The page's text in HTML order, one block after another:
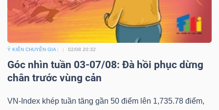
Ý KIẾN CHUYÊN GIA 02/08 20:32
Góc nhìn tuần 03-07/08: Đà hồi phục dừng
chân trước vùng cản
VN-Index khép tuần tăng gần 50 điểm lên 1,735.78 điểm,